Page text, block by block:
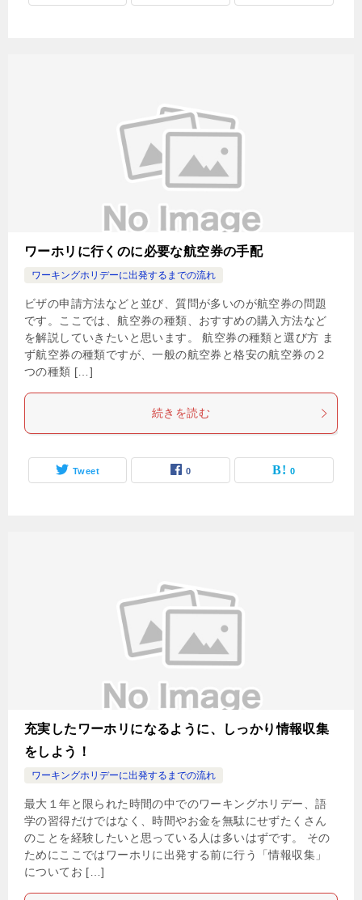
ワーホリに行くのに必要な航空券の手配
ワーキングホリデーに出発するまでの流れ
ビザの申請方法などと並び、質問が多いのが航空券の問題
です。ここでは、航空券の種類、おすすめの購入方法など
を解説していきたいと思います。 航空券の種類と選び方 ま
ず航空券の種類ですが、一般の航空券と格安の航空券の２
つの種類 […]
続きを読む
Tweet 0 0
充実したワーホリになるように、しっかり情報収集
をしよう！
ワーキングホリデーに出発するまでの流れ
最大１年と限られた時間の中でのワーキングホリデー、語
学の習得だけではなく、時間やお金を無駄にせずたくさん
のことを経験したいと思っている人は多いはずです。 その
ためにここではワーホリに出発する前に行う「情報収集」
についてお […]